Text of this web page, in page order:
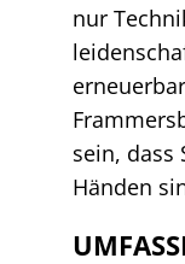
nur
sein, dass
Händen